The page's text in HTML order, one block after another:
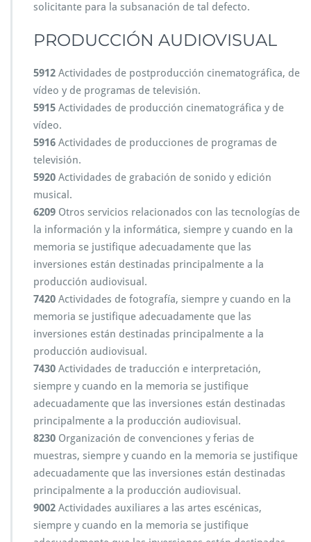
solicitante para la subsanación de tal defecto.
PRODUCCIÓN AUDIOVISUAL
5912 Actividades de postproducción cinematográfica, de
vídeo y de programas de televisión.
5915 Actividades de producción cinematográfica y de
vídeo.
5916 Actividades de producciones de programas de
televisión.
5920 Actividades de grabación de sonido y edición
musical.
6209 Otros servicios relacionados con las tecnologías de
la información y la informática, siempre y cuando en la
memoria se justifique adecuadamente que las
inversiones están destinadas principalmente a la
producción audiovisual.
7420 Actividades de fotografía, siempre y cuando en la
memoria se justifique adecuadamente que las
inversiones están destinadas principalmente a la
producción audiovisual.
7430 Actividades de traducción e interpretación,
siempre y cuando en la memoria se justifique
adecuadamente que las inversiones están destinadas
principalmente a la producción audiovisual.
8230 Organización de convenciones y ferias de
muestras, siempre y cuando en la memoria se justifique
adecuadamente que las inversiones están destinadas
principalmente a la producción audiovisual.
9002 Actividades auxiliares a las artes escénicas,
siempre y cuando en la memoria se justifique